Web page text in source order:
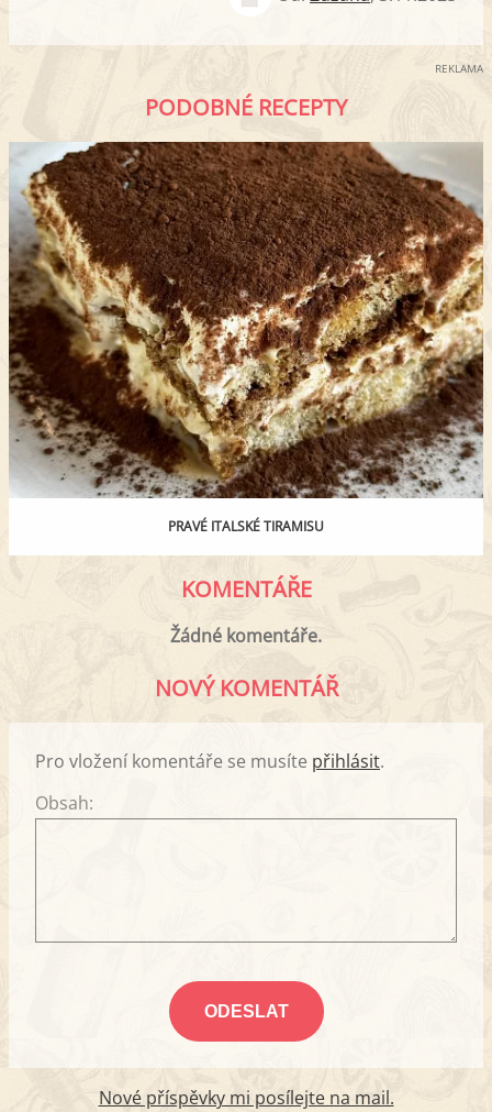
REKLAMA
PODOBNÉ RECEPTY
PRAVÉ ITALSKÉ TIRAMISU
KOMENTÁŘE
Žádné komentáře.
NOVÝ KOMENTÁŘ
Pro vložení komentáře se musíte přihlásit.
Obsah:
Nové příspěvky mi posílejte na mail.